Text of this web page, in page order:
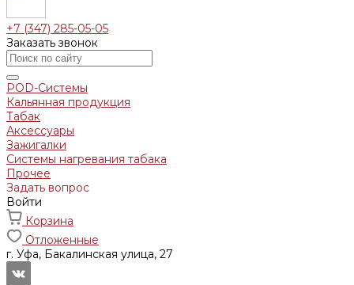
+7 (347) 285-05-05
Заказать звонок
POD-Системы
Кальянная продукция
Табак
Аксессуары
Зажигалки
Системы нагревания табака
Прочее
Задать вопрос
Войти
Корзина
Отложенные
г. Уфа, Бакалинская улица, 27